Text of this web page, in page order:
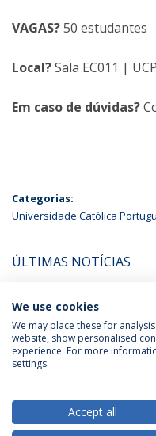
VAGAS?50 estudantes
Local?Sala EC011 |
Em caso de dúvidas?
Categorias:
Universidade Católica
ÚLTIMAS NOTÍCIAS
PRÓXIMOS EVENTOS
Política de
We use cookies
We may place these for
website, show personalised
experience. For more
settings.
Accept all